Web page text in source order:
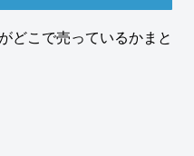
どこで売っているかまと